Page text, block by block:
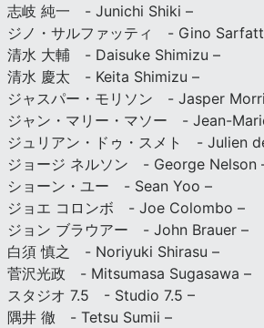
志岐 純一 - Junichi Shiki –
ジノ・サルファッティ - Gino
清水 大輔 - Daisuke Shimizu –
清水 慶太 - Keita Shimizu –
ジャスパー・モリソン - Jasper
ジャン・マリー・マソー - Jean-
ジュリアン・ドゥ・スメト - Julien
ジョージ ネルソン - George Nelson
ショーン・ユー - Sean Yoo –
ジョエ コロンボ - Joe Colombo –
ジョン ブラウアー - John Brauer –
白須 慎之 - Noriyuki Shirasu –
菅沢光政 - Mitsumasa Sugasawa –
スタジオ 7.5 - Studio 7.5 –
隅井 徹 - Tetsu Sumii –